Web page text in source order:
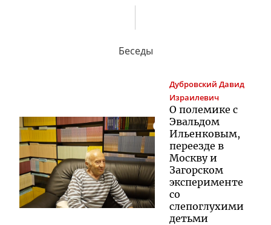
Беседы
Дубровский Давид
Израилевич
О полемике с
Эвальдом
Ильенковым,
переезде в
Москву и
Загорском
эксперименте
со
слепоглухими
детьми